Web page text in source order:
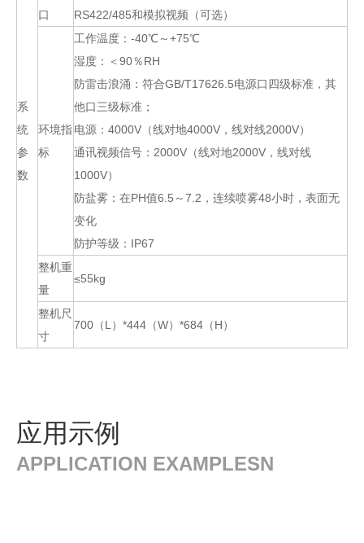
系
统
参
数
口
RS422/485和模拟视频（可选）
环境指
标
工作温度：-40℃～+75℃
湿度：＜90％RH
防雷击浪涌：符合GB/T17626.5电源口四级标准，其
他口三级标准；
电源：4000V（线对地4000V，线对线2000V）
通讯视频信号：2000V（线对地2000V，线对线
1000V）
防盐雾：在PH值6.5～7.2，连续喷雾48小时，表面无
变化
防护等级：IP67
整机重
量
≤55kg
整机尺
寸
700（L）*444（W）*684（H）
应用示例
APPLICATION EXAMPLESN